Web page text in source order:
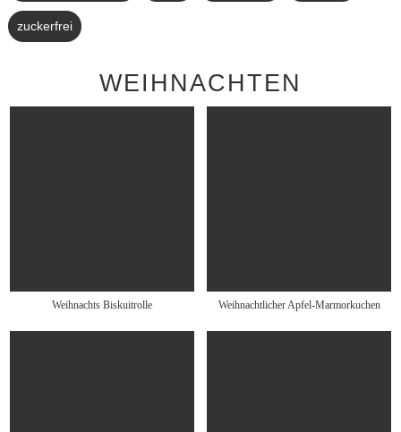
zuckerfrei
WEIHNACHTEN
Weihnachts Biskuitrolle Weihnachtlicher Apfel-Marmorkuchen